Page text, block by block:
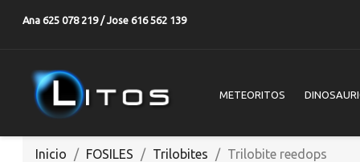
Ana 625 078 219 / Jose 616 562 139
METEORITOS
Inicio FOSILES Trilobites Trilobite reedops